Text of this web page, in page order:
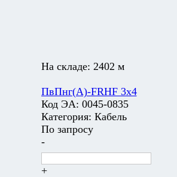
На складе: 2402 м
ПвПнг(А)-FRHF 3х4
Код ЭА: 0045-0835
Категория: Кабель
По запросу
-
+